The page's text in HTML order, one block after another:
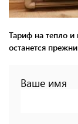
Тариф на тепло и
останется
Ваше имя